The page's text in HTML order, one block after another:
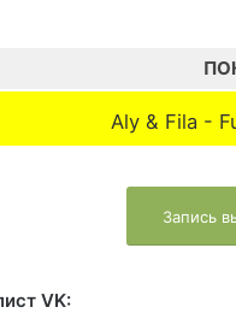
Aly & Fila -
Запись
VK: